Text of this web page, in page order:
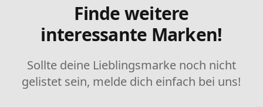
Finde weitere
interessante Marken!
Sollte deine Lieblingsmarke noch nicht
gelistet sein, melde dich einfach bei uns!